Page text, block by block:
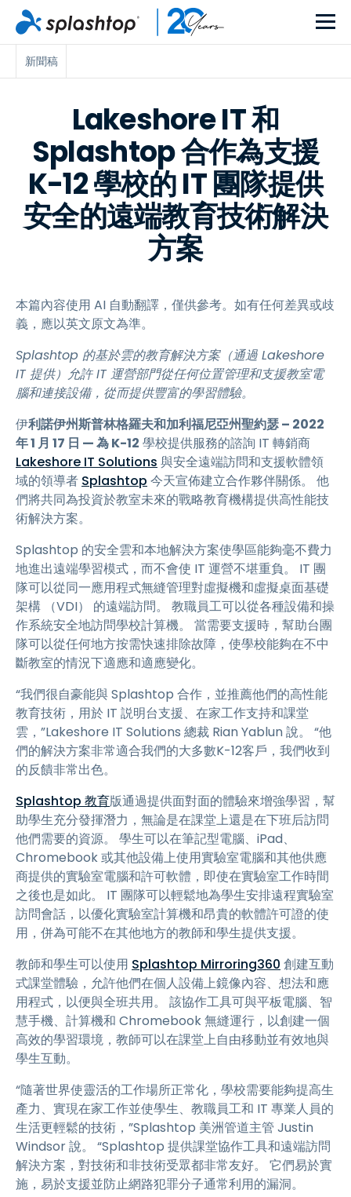
新聞稿
Lakeshore IT 和
Splashtop 合作為支援
K-12 學校的 IT 團隊提供
安全的遠端教育技術解決
方案
本篇內容使用 AI 自動翻譯，僅供參考。如有任何差異或歧
義，應以英文原文為準。
Splashtop 的基於雲的教育解決方案（通過 Lakeshore
IT 提供）允許 IT 運營部門從任何位置管理和支援教室電
腦和連接設備，從而提供豐富的學習體驗。
伊利諾伊州斯普林格羅夫和加利福尼亞州聖約瑟 – 2022
年 1 月 17 日 — 為 K-12 學校提供服務的諮詢 IT 轉銷商
Lakeshore IT Solutions 與安全遠端訪問和支援軟體領
域的領導者 Splashtop 今天宣佈建立合作夥伴關係。 他
們將共同為投資於教室未來的戰略教育機構提供高性能技
術解決方案。
Splashtop 的安全雲和本地解決方案使學區能夠毫不費力
地進出遠端學習模式，而不會使 IT 運營不堪重負。 IT 團
隊可以從同一應用程式無縫管理對虛擬機和虛擬桌面基礎
架構 （VDI） 的遠端訪問。 教職員工可以從各種設備和操
作系統安全地訪問學校計算機。 當需要支援時，幫助台團
隊可以從任何地方按需快速排除故障，使學校能夠在不中
斷教室的情況下適應和適應變化。
“我們很自豪能與 Splashtop 合作，並推薦他們的高性能
教育技術，用於 IT 説明台支援、在家工作支持和課堂
雲，”Lakeshore IT Solutions 總裁 Rian Yablun 說。 “他
們的解決方案非常適合我們的大多數K-12客戶，我們收到
的反饋非常出色。
Splashtop 教育版通過提供面對面的體驗來增強學習，幫
助學生充分發揮潛力，無論是在課堂上還是在下班后訪問
他們需要的資源。 學生可以在筆記型電腦、iPad、
Chromebook 或其他設備上使用實驗室電腦和其他供應
商提供的實驗室電腦和許可軟體，即使在實驗室工作時間
之後也是如此。 IT 團隊可以輕鬆地為學生安排遠程實驗室
訪問會話，以優化實驗室計算機和昂貴的軟體許可證的使
用，併為可能不在其他地方的教師和學生提供支援。
教師和學生可以使用 Splashtop Mirroring360 創建互動
式課堂體驗，允許他們在個人設備上鏡像內容、想法和應
用程式，以便與全班共用。 該協作工具可與平板電腦、智
慧手機、計算機和 Chromebook 無縫運行，以創建一個
高效的學習環境，教師可以在課堂上自由移動並有效地與
學生互動。
“隨著世界使靈活的工作場所正常化，學校需要能夠提高生
產力、實現在家工作並使學生、教職員工和 IT 專業人員的
生活更輕鬆的技術，”Splashtop 美洲管道主管 Justin
Windsor 說。 “Splashtop 提供課堂協作工具和遠端訪問
解決方案，對技術和非技術受眾都非常友好。 它們易於實
施，易於支援並防止網路犯罪分子通常利用的漏洞。